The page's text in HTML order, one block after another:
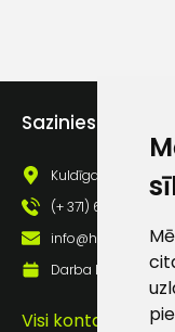
Sazinies ar mums
Kuldīgas iela 69a,
(+ 371) 63 881 186
info@hards.lv
Darba laiks:
Visi kontakti